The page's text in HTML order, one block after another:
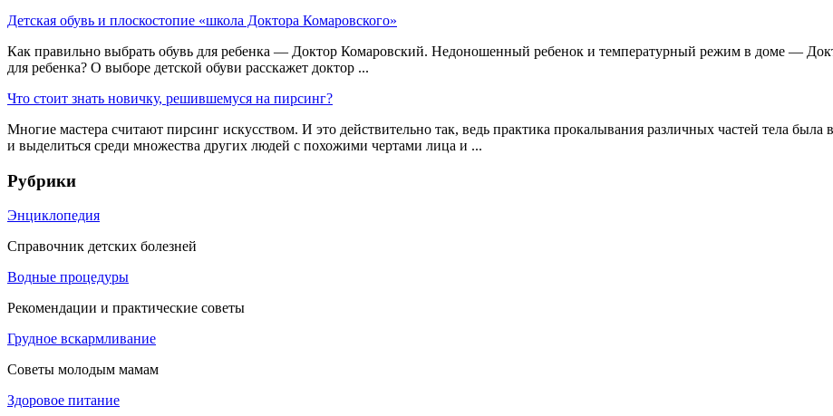
Детская обувь и плоскостопие «школа Доктора Комаровского»
Как правильно выбрать обувь для ребенка — Доктор Комаровский. Недоношенный ребенок и температурный режим в доме —
для ребенка? О выборе детской обуви расскажет доктор ...
Что стоит знать новичку, решившемуся на пирсинг?
Многие мастера считают пирсинг искусством. И это действительно так, ведь практика прокалывания различных частей тела
и выделиться среди множества других людей с похожими чертами лица и ...
Рубрики
Энциклопедия
Справочник детских болезней
Водные процедуры
Рекомендации и практические советы
Грудное вскармливание
Советы молодым мамам
Здоровое питание